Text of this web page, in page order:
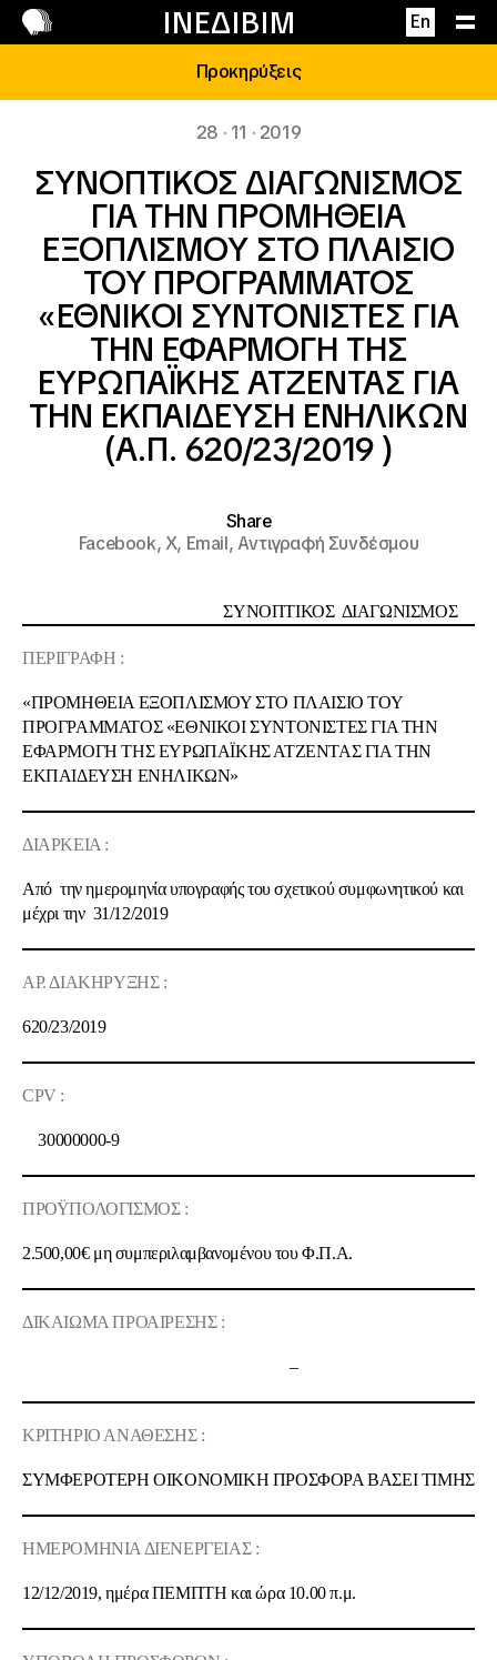
ΙΝΕΔΙΒΙΜ En
Επικοινωνία
Προκηρύξεις
28 · 11 · 2019
ΣΥΝΟΠΤΙΚΟΣ ΔΙΑΓΩΝΙΣΜΟΣ
ΓΙΑ ΤΗΝ ΠΡΟΜΗΘΕΙΑ
ΕΞΟΠΛΙΣΜΟΥ ΣΤΟ ΠΛΑΙΣΙΟ
ΤΟΥ ΠΡΟΓΡΑΜΜΑΤΟΣ
«ΕΘΝΙΚΟΙ ΣΥΝΤΟΝΙΣΤΕΣ ΓΙΑ
ΤΗΝ ΕΦΑΡΜΟΓΗ ΤΗΣ
ΕΥΡΩΠΑΪΚΗΣ ΑΤΖΕΝΤΑΣ ΓΙΑ
ΤΗΝ ΕΚΠΑΙΔΕΥΣΗ ΕΝΗΛΙΚΩΝ
(Α.Π. 620/23/2019 )
Share
Facebook,X, Email,Αντιγραφή Συνδέσμου
ΣΥΝΟΠΤΙΚΟΣ ΔΙΑΓΩΝΙΣΜΟΣ
ΠΕΡΙΓΡΑΦΗ :
«ΠΡΟΜΗΘΕΙΑ ΕΞΟΠΛΙΣΜΟΥ ΣΤΟ ΠΛΑΙΣΙΟ ΤΟΥ
ΠΡΟΓΡΑΜΜΑΤΟΣ «ΕΘΝΙΚΟΙ ΣΥΝΤΟΝΙΣΤΕΣ ΓΙΑ ΤΗΝ
ΕΦΑΡΜΟΓΗ ΤΗΣ ΕΥΡΩΠΑΪΚΗΣ ΑΤΖΕΝΤΑΣ ΓΙΑ ΤΗΝ
ΕΚΠΑΙΔΕΥΣΗ ΕΝΗΛΙΚΩΝ»
ΔΙΑΡΚΕΙΑ :
Από την ημερομηνία υπογραφής του σχετικού συμφωνητικού και
μέχρι την 31/12/2019
ΑΡ. ΔΙΑΚΗΡΥΞΗΣ :
620/23/2019
CPV :
30000000-9
ΠΡΟΫΠΟΛΟΓΙΣΜΟΣ :
2.500,00€μη συμπεριλαμβανομένου του Φ.Π.Α.
ΔΙΚΑΙΩΜΑ ΠΡΟΑΙΡΕΣΗΣ :
–
ΚΡΙΤΗΡΙΟ ΑΝΑΘΕΣΗΣ :
ΣΥΜΦΕΡΟΤΕΡΗ OIKONOMIKH ΠΡΟΣΦΟΡΑ ΒΑΣΕΙ ΤΙΜΗΣ
ΗΜΕΡΟΜΗΝΙΑ ΔΙΕΝΕΡΓΕΙΑΣ :
12/12/2019, ημέρα ΠΕΜΠΤΗ και ώρα 10.00 π.μ.